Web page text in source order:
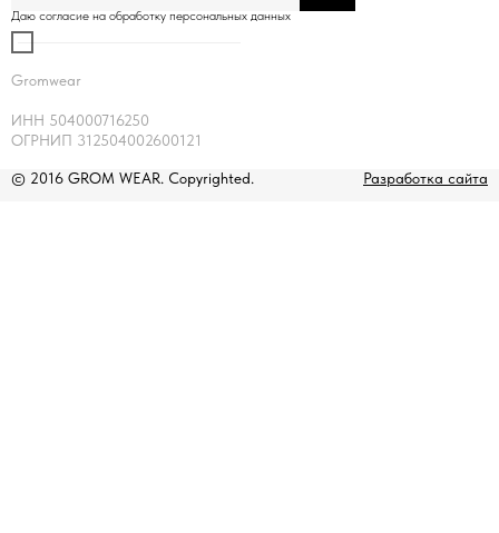
Gromwear
ИНН 504000716250
ОГРНИП 312504002600121
© 2016 GROM WEAR. Copyrighted. Разработка сайта
Даю согласие на обработку персональных данных